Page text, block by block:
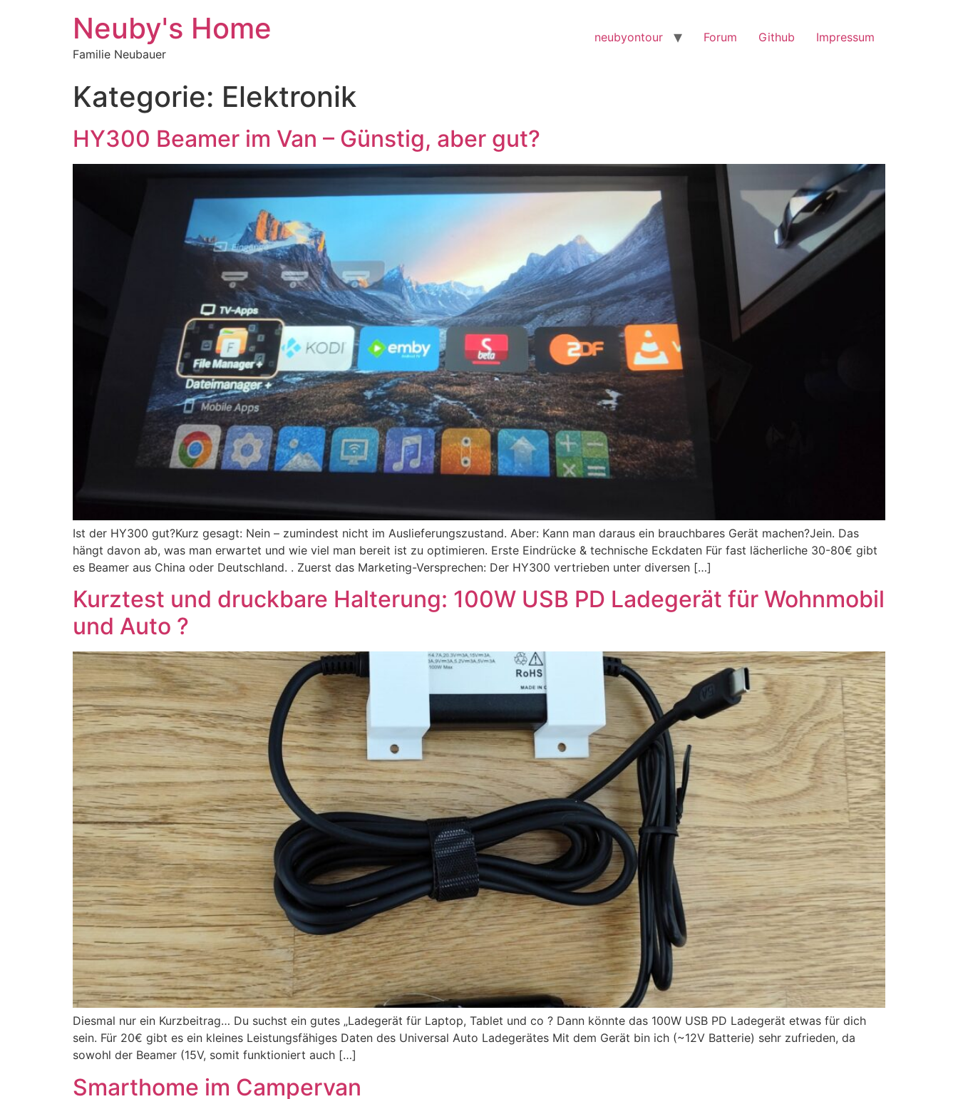
Neuby's Home
Familie Neubauer
neubyontour Forum Github Impressum
Kategorie: Elektronik
HY300 Beamer im Van – Günstig, aber gut?
Ist der HY300 gut?Kurz gesagt: Nein – zumindest nicht im Auslieferungszustand. Aber: Kann man daraus ein brauchbares Gerät machen?Jein. Das
hängt davon ab, was man erwartet und wie viel man bereit ist zu optimieren. Erste Eindrücke & technische Eckdaten Für fast lächerliche 30-80€ gibt
es Beamer aus China oder Deutschland. . Zuerst das Marketing-Versprechen: Der HY300 vertrieben unter diversen […]
Kurztest und druckbare Halterung: 100W USB PD Ladegerät für Wohnmobil
und Auto ?
Diesmal nur ein Kurzbeitrag… Du suchst ein gutes „Ladegerät für Laptop, Tablet und co ? Dann könnte das 100W USB PD Ladegerät etwas für dich
sein. Für 20€ gibt es ein kleines Leistungsfähiges Daten des Universal Auto Ladegerätes Mit dem Gerät bin ich (~12V Batterie) sehr zufrieden, da
sowohl der Beamer (15V, somit funktioniert auch […]
Smarthome im Campervan